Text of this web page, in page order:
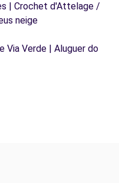
| Crochet d'Attelage /
neige
Via Verde | Aluguer do